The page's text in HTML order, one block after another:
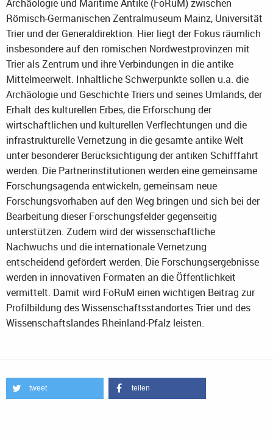
Archäologie und Maritime Antike (FoRuM) zwischen
Römisch-Germanischen Zentralmuseum Mainz, Universität
Trier und der Generaldirektion. Hier liegt der Fokus räumlich
insbesondere auf den römischen Nordwestprovinzen mit
Trier als Zentrum und ihre Verbindungen in die antike
Mittelmeerwelt. Inhaltliche Schwerpunkte sollen u.a. die
Archäologie und Geschichte Triers und seines Umlands, der
Erhalt des kulturellen Erbes, die Erforschung der
wirtschaftlichen und kulturellen Verflechtungen und die
infrastrukturelle Vernetzung in die gesamte antike Welt
unter besonderer Berücksichtigung der antiken Schifffahrt
werden. Die Partnerinstitutionen werden eine gemeinsame
Forschungsagenda entwickeln, gemeinsam neue
Forschungsvorhaben auf den Weg bringen und sich bei der
Bearbeitung dieser Forschungsfelder gegenseitig
unterstützen. Zudem wird der wissenschaftliche
Nachwuchs und die internationale Vernetzung
entscheidend gefördert werden. Die Forschungsergebnisse
werden in innovativen Formaten an die Öffentlichkeit
vermittelt. Damit wird FoRuM einen wichtigen Beitrag zur
Profilbildung des Wissenschaftsstandortes Trier und des
Wissenschaftslandes Rheinland-Pfalz leisten.
tweet teilen